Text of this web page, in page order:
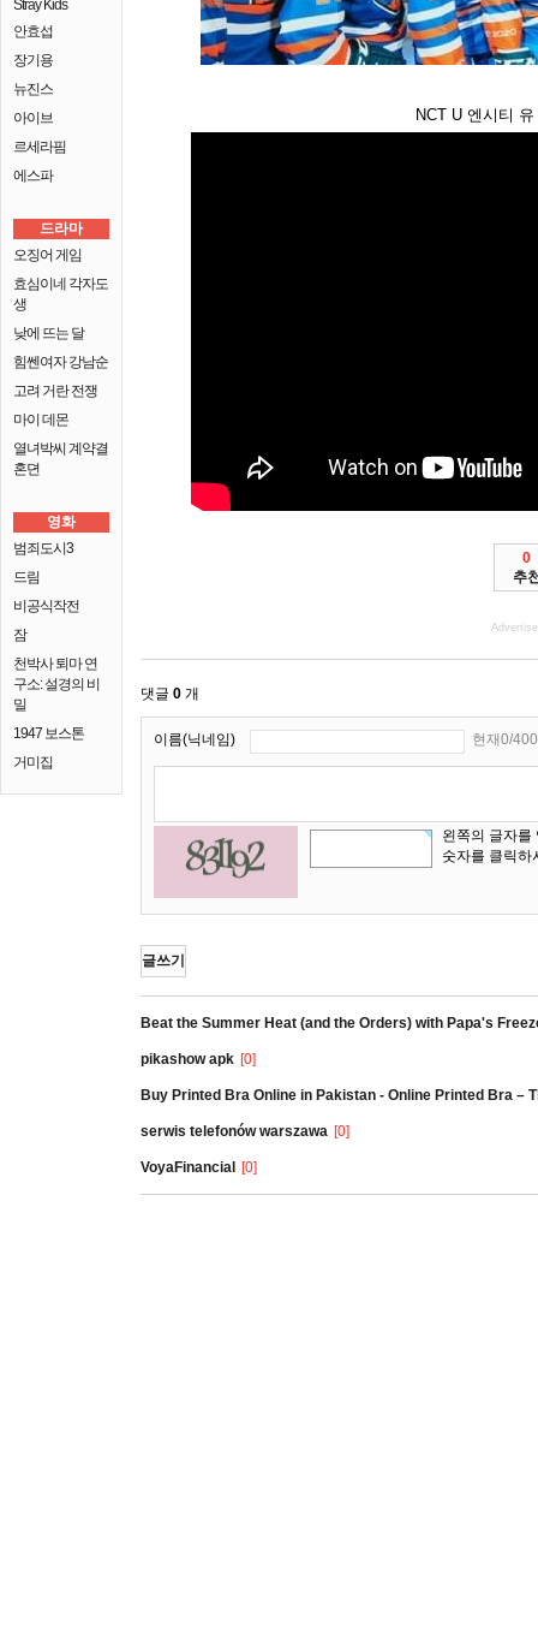
Stray Kids
안효섭
장기용
뉴진스
아이브
르세라핌
에스파
드라마
오징어 게임
효심이네 각자도
생
낮에 뜨는 달
힘쎈여자 강남순
고려 거란 전쟁
마이 데몬
열녀박씨 계약결
혼뎐
영화
범죄도시3
드림
비공식작전
잠
천박사 퇴마 연
구소: 설경의 비
밀
1947 보스톤
거미집
NCT U 엔시티
0
추
댓글 0 개
이름(닉네임) 현재0/
왼쪽의 글자를
숫자를 클릭하
글쓰기
Beat the Summer Heat (and the Orders) with Papa's
pikashow apk [0]
Buy Printed Bra Online in Pakistan - Online Printed Bra –
serwis telefonów warszawa [0]
VoyaFinancial [0]